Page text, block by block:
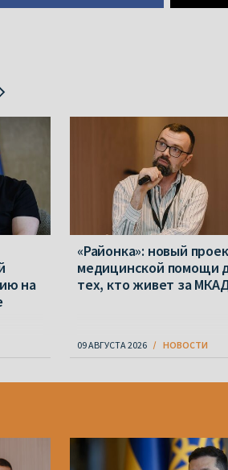
на
«Районка»: новый
медицинской помощи
тех, кто живет за
09 АВГУСТА 2026 НОВОСТИ